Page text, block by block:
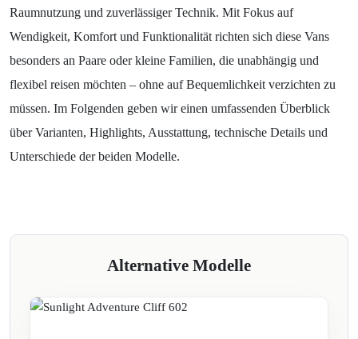
Raumnutzung und zuverlässiger Technik. Mit Fokus auf
Wendigkeit, Komfort und Funktionalität richten sich diese Vans
besonders an Paare oder kleine Familien, die unabhängig und
flexibel reisen möchten – ohne auf Bequemlichkeit verzichten zu
müssen. Im Folgenden geben wir einen umfassenden Überblick
über Varianten, Highlights, Ausstattung, technische Details und
Unterschiede der beiden Modelle.
Alternative Modelle